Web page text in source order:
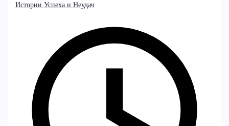
Истории Успеха и Неудач